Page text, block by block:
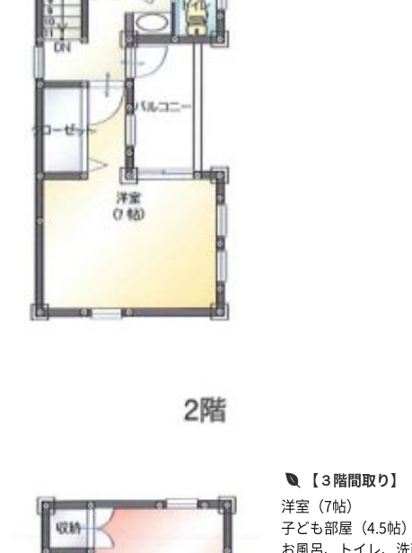
【３階間取り】
洋室（7帖）
子ども部屋（4.5帖
お風呂、トイレ、